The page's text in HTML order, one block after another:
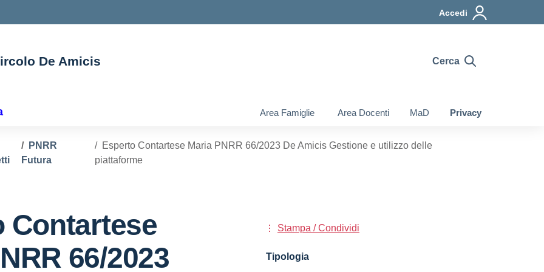
Accedi
De Amicis Cerca
Area Famiglie Area Docenti MaD Privacy
PNRR
Futura
Esperto Contartese Maria PNRR 66/2023 De Amicis Gestione e utilizzo delle
piattaforme
Contartese
66/2023
Stampa / Condividi
Tipologia